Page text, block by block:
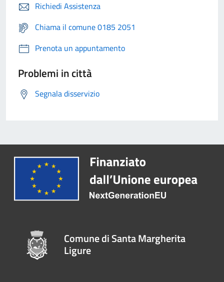
Richiedi Assistenza
Chiama il comune 0185 2051
Prenota un appuntamento
Problemi in città
Segnala disservizio
Comune di Santa Margherita
Ligure